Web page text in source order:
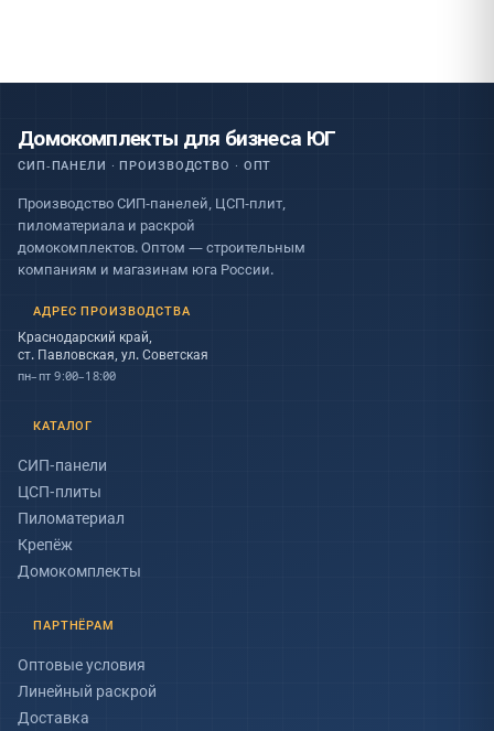
Домокомплекты для бизнеса ЮГ
СИП-ПАНЕЛИ · ПРОИЗВОДСТВО · ОПТ
Производство СИП-панелей, ЦСП-плит,
пиломатериала и раскрой
домокомплектов. Оптом — строительным
компаниям и магазинам юга России.
АДРЕС ПРОИЗВОДСТВА
Краснодарский край,
ст. Павловская, ул. Советская
пн–пт 9:00–18:00
КАТАЛОГ
СИП-панели
ЦСП-плиты
Пиломатериал
Крепёж
Домокомплекты
ПАРТНЁРАМ
Оптовые условия
Линейный раскрой
Доставка